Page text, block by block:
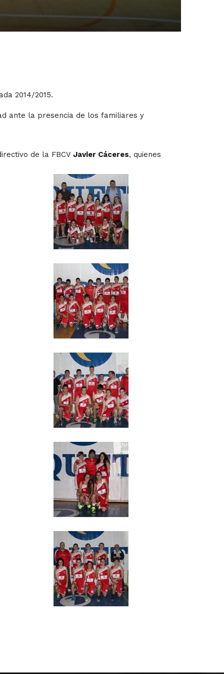
2014/2015.
ante la presencia de los familiares y
de la FBCV Javier Cáceres, quienes